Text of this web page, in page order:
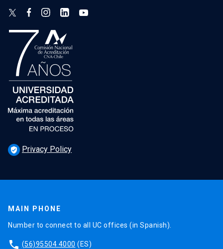
verified_user Privacy Policy
MAIN PHONE
Number to connect to all UC offices (in Spanish).
phone (56)95504 4000 (ES)